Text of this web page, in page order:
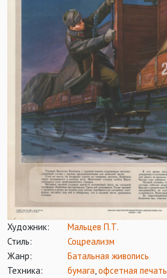
Художник:
Мальцев П.Т.
Стиль:
Соцреализм
Жанр:
Батальная живопись
Техника:
бумага,офсетная печать